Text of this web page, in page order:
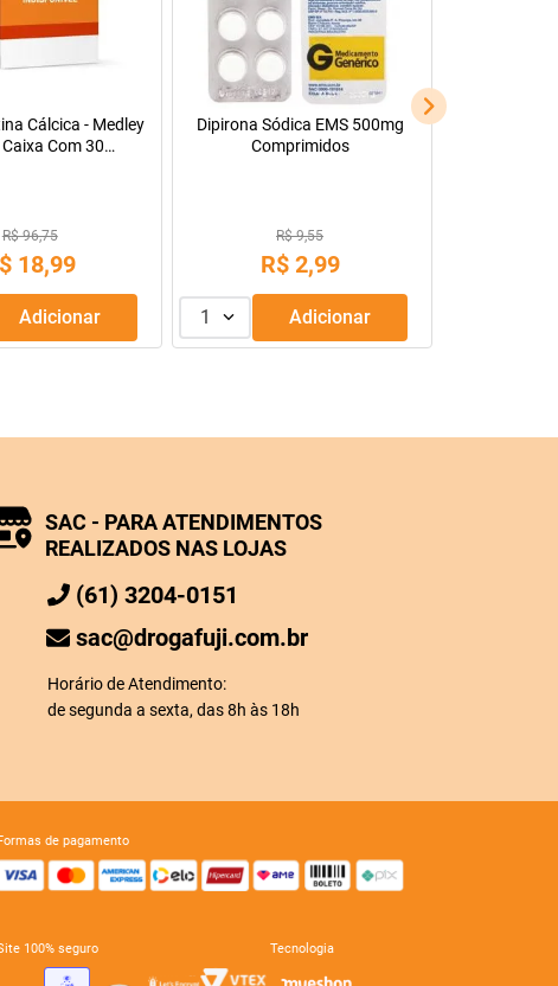
Cálcica - Medley
Com 30
R$ 96,75
18,99
Adicionar
Dipirona Sódica EMS 500mg
Comprimidos
R$ 9,55
R$ 2,99
1 Adicionar
SAC - PARA ATENDIMENTOS
REALIZADOS NAS LOJAS
(61) 3204-0151
sac@drogafuji.com.br
Horário de Atendimento:
de segunda a sexta, das 8h às 18h
formas de pagamento
site 100% seguro tecnologia